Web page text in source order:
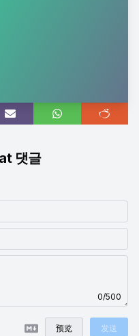
댓글
0/500
预览 发送